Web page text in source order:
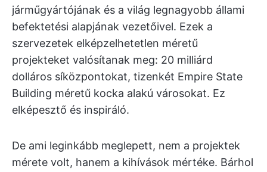
járműgyártójának és a világ legnagyobb állami
befektetési alapjának vezetőivel. Ezek a
szervezetek elképzelhetetlen méretű
projekteket valósítanak meg: 20 milliárd
dolláros síközpontokat, tizenkét Empire State
Building méretű kocka alakú városokat. Ez
elképesztő és inspiráló.
De ami leginkább meglepett, nem a projektek
mérete volt, hanem a kihívások mértéke. Bárhol